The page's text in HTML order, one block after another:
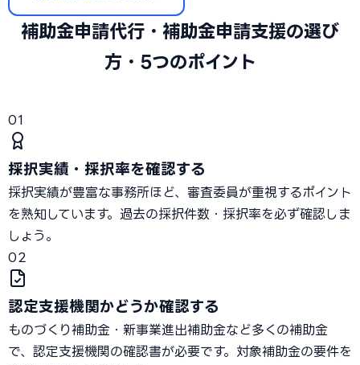
補助金申請代行・補助金申請支援の選び
方・5つのポイント
01
採択実績・採択率を確認する
採択実績が豊富な事務所ほど、審査委員が重視するポイント
を熟知しています。過去の採択件数・採択率を必ず確認しま
しょう。
02
認定支援機関かどうか確認する
ものづくり補助金・新事業進出補助金など多くの補助金
で、認定支援機関の確認書が必要です。対象補助金の要件を